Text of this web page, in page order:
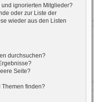
ignorierten Mitglieder?
oder zur Liste der
wieder aus den Listen
durchsuchen?
Seite?
Themen finden?